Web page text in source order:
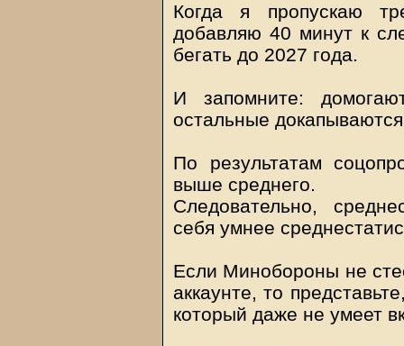
Когда я пропускаю
добавляю 40 минут к
бегать до 2027 года.
И запомните:
остальные
По результатам
выше среднего.
Следовательно,
себя умнее
Если Минобороны не
аккаунте, то
который даже не умеет